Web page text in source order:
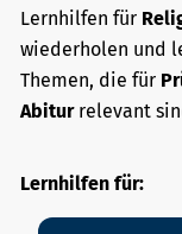
Lernhilfen für
wiederholen und
Themen, die für
Abitur relevant
Lernhilfen für: